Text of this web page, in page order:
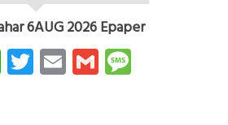
6AUG 2026 Epaper
WhatsApp
Twitter
Email
GmailMessage